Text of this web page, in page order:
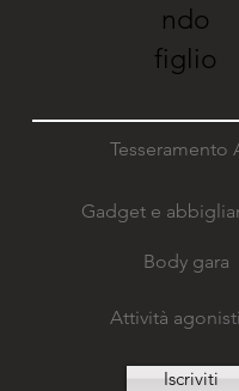
ndo
figlio
Tesseramento
Gadget e
Body gara
Attività
Iscriviti